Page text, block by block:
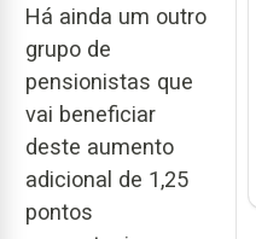
Há ainda um outro
grupo de
pensionistas que
vai beneficiar
deste aumento
adicional de 1,25
pontos